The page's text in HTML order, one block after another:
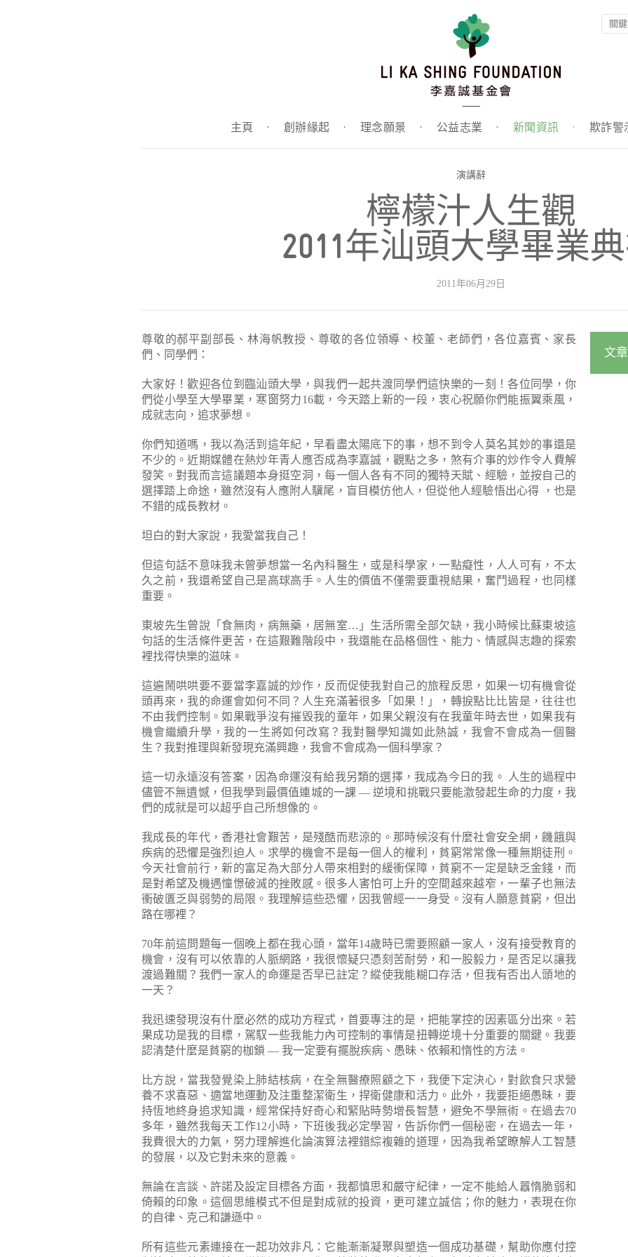
主頁 · 創辦緣起 · 理念願景 · 公益志業 · 新聞資訊 · 欺詐警
演講辭
檸檬汁人生觀
2011年汕頭大學畢業
2011年06月29日
尊敬的郝平副部長、林海帆教授、尊敬的各位領導、校董、老師們，各位嘉賓、家長
們、同學們：
大家好！歡迎各位到臨汕頭大學，與我們一起共渡同學們這快樂的一刻！各位同學，你
們從小學至大學畢業，寒窗努力16載，今天踏上新的一段，衷心祝願你們能振翼乘風，
成就志向，追求夢想。
你們知道嗎，我以為活到這年紀，早看盡太陽底下的事，想不到令人莫名其妙的事還是
不少的。近期媒體在熱炒年青人應否成為李嘉誠，觀點之多，煞有介事的炒作令人費解
發笑。對我而言這議題本身挺空洞，每一個人各有不同的獨特天賦、經驗，並按自己的
選擇踏上命途，雖然沒有人應附人驥尾，盲目模仿他人，但從他人經驗悟出心得 ，也是
不錯的成長教材。
坦白的對大家說，我愛當我自己！
但這句話不意味我未曾夢想當一名內科醫生，或是科學家，一點癡性，人人可有，不太
久之前，我還希望自己是高球高手。人生的價值不僅需要重視結果，奮鬥過程，也同樣
重要。
東坡先生曾說「食無肉，病無藥，居無室…」生活所需全部欠缺，我小時候比蘇東坡這
句話的生活條件更苦，在這艱難階段中，我還能在品格個性、能力、情感與志趣的探索
裡找得快樂的滋味。
這遍鬧哄哄要不要當李嘉誠的炒作，反而促使我對自己的旅程反思，如果一切有機會從
頭再來，我的命運會如何不同？人生充滿著很多「如果！」，轉捩點比比皆是，往往也
不由我們控制。如果戰爭沒有摧毀我的童年，如果父親沒有在我童年時去世，如果我有
機會繼續升學，我的一生將如何改寫？我對醫學知識如此熱誠，我會不會成為一個醫
生？我對推理與新發現充滿興趣，我會不會成為一個科學家？
這一切永遠沒有答案，因為命運沒有給我另類的選擇，我成為今日的我。
人生的過程中
儘管不無遺憾，但我學到最價值連城的一課 — 逆境和挑戰只要能激發起生命的力度，我
們的成就是可以超乎自己所想像的。
我成長的年代，香港社會艱苦，是殘酷而悲涼的。那時候沒有什麼社會安全網，饑餓與
疾病的恐懼是強烈迫人。求學的機會不是每一個人的權利，貧窮常常像一種無期徒刑。
今天社會前行，新的富足為大部分人帶來相對的緩衝保障，貧窮不一定是缺乏金錢，而
是對希望及機遇憧憬破滅的挫敗感。很多人害怕可上升的空間越來越窄，一輩子也無法
衝破匱乏與弱勢的局限。我理解這些恐懼，因我曾經一一身受。沒有人願意貧窮，但出
路在哪裡？
70年前這問題每一個晚上都在我心頭，當年14歲時已需要照顧一家人，沒有接受教育的
機會，沒有可以依靠的人脈網路，我很懷疑只憑刻苦耐勞，和一股毅力，是否足以讓我
渡過難關？我們一家人的命運是否早已註定？縱使我能糊口存活，但我有否出人頭地的
一天？
我迅速發現沒有什麼必然的成功方程式，首要專注的是，把能掌控的因素區分出來。若
果成功是我的目標，駕馭一些我能力內可控制的事情是扭轉逆境十分重要的關鍵。我要
認清楚什麼是貧窮的枷鎖 — 我一定要有擺脫疾病、愚昧、依賴和惰性的方法。
比方說，當我發覺染上肺結核病，在全無醫療照顧之下，我便下定決心，對飲食只求營
養不求喜惡、適當地運動及注重整潔衛生，捍衛健康和活力。此外，我要拒絕愚昧，要
持恆地終身追求知識，經常保持好奇心和緊貼時勢增長智慧，避免不學無術。在過去70
多年，雖然我每天工作12小時，下班後我必定學習，告訴你們一個秘密，在過去一年，
我費很大的力氣，努力理解進化論演算法裡錯綜複雜的道理，因為我希望瞭解人工智慧
的發展，以及它對未來的意義。
無論在言談、許諾及設定目標各方面，我都慎思和嚴守紀律，一定不能給人囂惰脆弱和
倚賴的印象。這個思維模式不但是對成就的投資，更可建立誠信；你的魅力，表現在你
的自律、克己和謙遜中。
所有這些元素連接在一起功效非凡：它能漸漸凝聚與塑造一個成功基礎，幫助你應付控
文